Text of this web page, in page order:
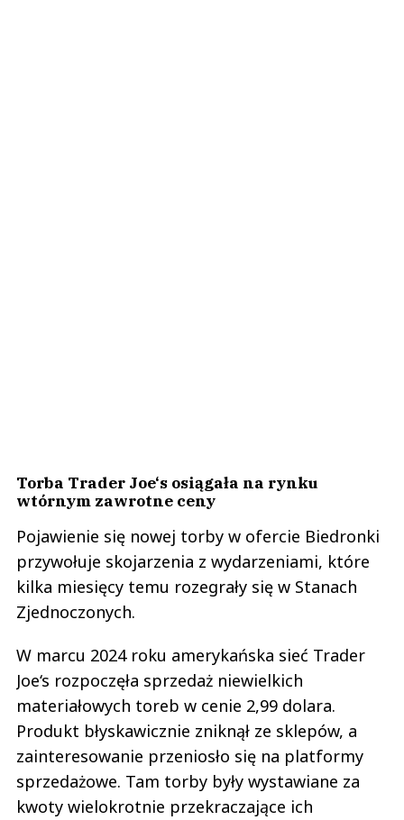
Torba Trader Joe‘s osiągała na rynku
wtórnym zawrotne ceny
Pojawienie się nowej torby w ofercie Biedronki
przywołuje skojarzenia z wydarzeniami, które
kilka miesięcy temu rozegrały się w Stanach
Zjednoczonych.
W marcu 2024 roku amerykańska sieć Trader
Joe‘s rozpoczęła sprzedaż niewielkich
materiałowych toreb w cenie 2,99 dolara.
Produkt błyskawicznie zniknął ze sklepów, a
zainteresowanie przeniosło się na platformy
sprzedażowe. Tam torby były wystawiane za
kwoty wielokrotnie przekraczające ich